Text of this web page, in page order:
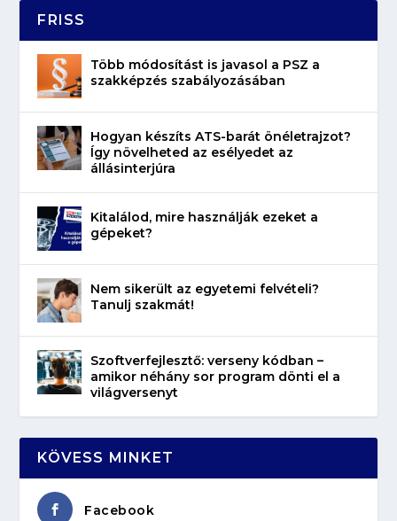
FRISS
Több módosítást is javasol a PSZ a
szakképzés szabályozásában
Hogyan készíts ATS-barát önéletrajzot?
Így növelheted az esélyedet az
állásinterjúra
Kitalálod, mire használják ezeket a
gépeket?
Nem sikerült az egyetemi felvételi?
Tanulj szakmát!
Szoftverfejlesztő: verseny kódban –
amikor néhány sor program dönti el a
világversenyt
KÖVESS MINKET
Facebook